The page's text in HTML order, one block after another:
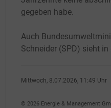
gegeben habe.
Auch
Schneider (SPD) sieht
Mittwoch, 8.07.2026, 11:49 Uhr
© 2026 Energie & Management